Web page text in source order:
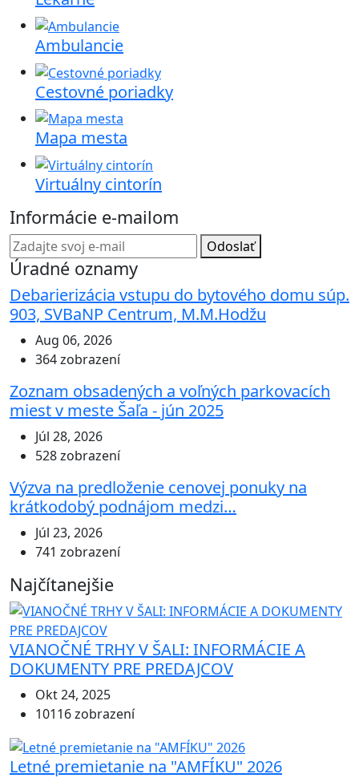
Ambulancie
Cestovné poriadky
Mapa mesta
Virtuálny cintorín
Informácie e-mailom
Odoslať
Úradné oznamy
Debarierizácia vstupu do bytového domu súp.
903, SVBaNP Centrum, M.M.Hodžu
Aug 06, 2026
364 zobrazení
Zoznam obsadených a voľných parkovacích
miest v meste Šaľa - jún 2025
Júl 28, 2026
528 zobrazení
Výzva na predloženie cenovej ponuky na
krátkodobý podnájom medzi…
Júl 23, 2026
741 zobrazení
Najčítanejšie
VIANOČNÉ TRHY V ŠALI: INFORMÁCIE A
DOKUMENTY PRE PREDAJCOV
Okt 24, 2025
10116 zobrazení
Letné premietanie na "AMFÍKU" 2026